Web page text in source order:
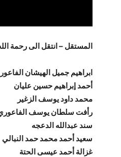
المستقل – انتقل الى رحمة الله تعالى
ابراهيم جميل الهيشان
أحمد إبراهيم حسين عليان
محمد داود يوسف الزغير
رأفت سلطان يوسف
سند عبدالله الدعجه
سعيد أحمد محمد حمد النبالي
غزالة أحمد عيسى الحتة